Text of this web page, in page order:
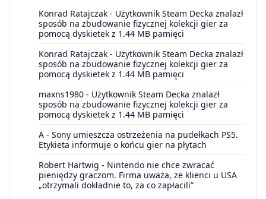
Konrad Ratajczak - Użytkownik Steam Decka znalazł
sposób na zbudowanie fizycznej kolekcji gier za
pomocą dyskietek z 1.44 MB pamięci
Konrad Ratajczak - Użytkownik Steam Decka znalazł
sposób na zbudowanie fizycznej kolekcji gier za
pomocą dyskietek z 1.44 MB pamięci
maxns1980 - Użytkownik Steam Decka znalazł
sposób na zbudowanie fizycznej kolekcji gier za
pomocą dyskietek z 1.44 MB pamięci
A - Sony umieszcza ostrzeżenia na pudełkach PS5.
Etykieta informuje o końcu gier na płytach
Robert Hartwig - Nintendo nie chce zwracać
pieniędzy graczom. Firma uważa, że klienci u USA
„otrzymali dokładnie to, za co zapłacili”